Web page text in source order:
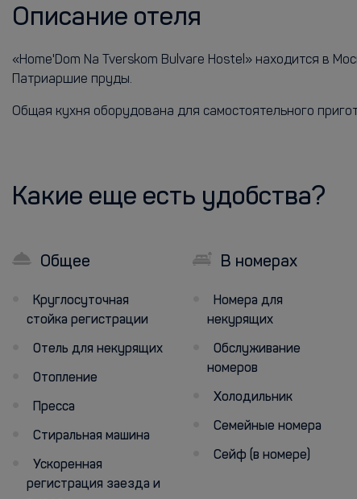
Описание отеля
«Home'Dom Na Tverskom Bulvare Hostel» находится в
Патриаршие пруды.
Общая кухня оборудована для самостоятельного
Какие еще есть удобства?
Общее
Круглосуточная
стойка регистрации
Отель для некурящих
Отопление
Пресса
Стиральная машина
Ускоренная
регистрация заезда и
В номерах
Номера для
некурящих
Обслуживание
номеров
Холодильник
Семейные номера
Сейф (в номере)